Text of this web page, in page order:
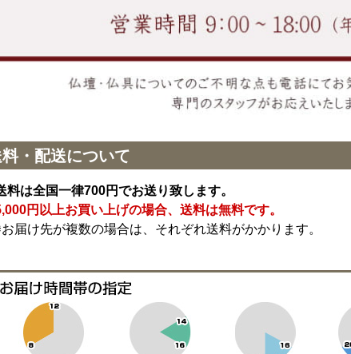
・配送について
料は全国一律700円でお送り致します。
円以上お買い上げの場合、送料は無料です。
届け先が複数の場合は、それぞれ送料がかかります。